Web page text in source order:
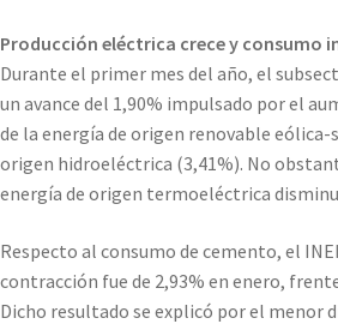
Producción eléctrica crece y consumo
Durante el primer mes del año, el
un avance del 1,90% impulsado por el
de la energía de origen renovable eólica-
origen hidroeléctrica (3,41%). No
energía de origen termoeléctrica
Respecto al consumo de cemento, el
contracción fue de 2,93% en enero,
Dicho resultado se explicó por el menor